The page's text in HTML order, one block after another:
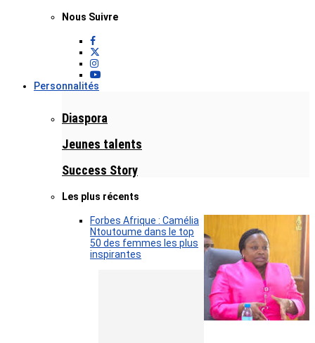
Nous Suivre
Personnalités
Diaspora
Jeunes talents
Success Story
Les plus récents
Forbes Afrique : Camélia
Ntoutoume dans le top
50 des femmes les plus
inspirantes